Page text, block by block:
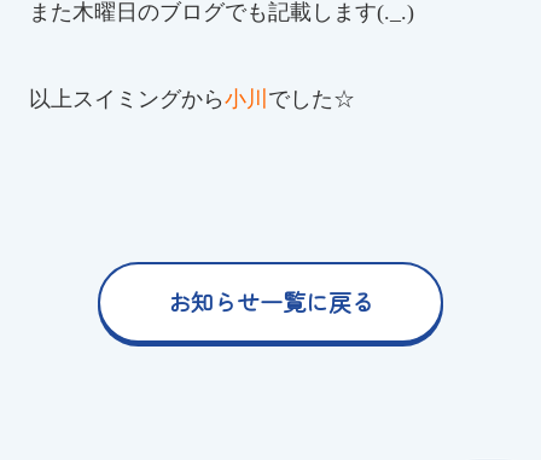
また木曜日のブログでも記載します(._.)
以上スイミングから小川 でした☆
お知らせ一覧に戻る